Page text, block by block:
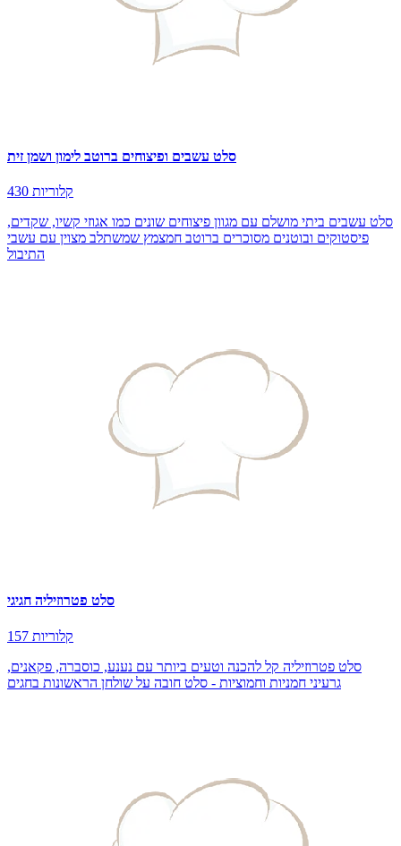
סלט עשבים ופיצוחים ברוטב לימון ושמן זית
430 קלוריות
סלט עשבים ביתי מושלם עם מגוון פיצוחים שונים כמו אגוזי קשיו, שקדים,
פיסטוקים ובוטנים מסוכרים ברוטב חמצמץ שמשתלב מצוין עם עשבי
התיבול
סלט פטרוזיליה חגיגי
157 קלוריות
סלט פטרוזיליה קל להכנה וטעים ביותר עם נענע, כוסברה, פקאנים,
גרעיני חמניות וחמוציות - סלט חובה על שולחן הראשונות בחגים